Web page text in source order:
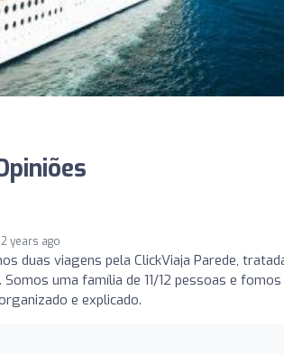
2 years ago
duas viagens pela ClickViaja Parede,
uma família de 11/12 pessoas e
e explicado.